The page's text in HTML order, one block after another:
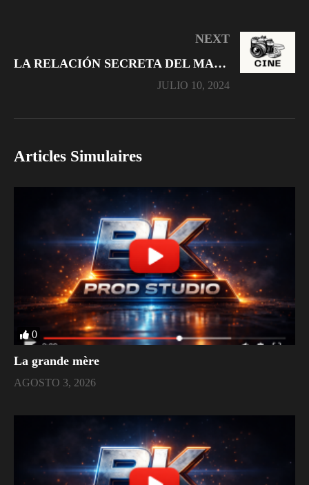
NEXT
LA RELACIÓN SECRETA DEL MAESTRO Y SU ALUMNO
JULIO 10, 2024
Articles Simulaires
0
La grande mère
AGOSTO 3, 2026